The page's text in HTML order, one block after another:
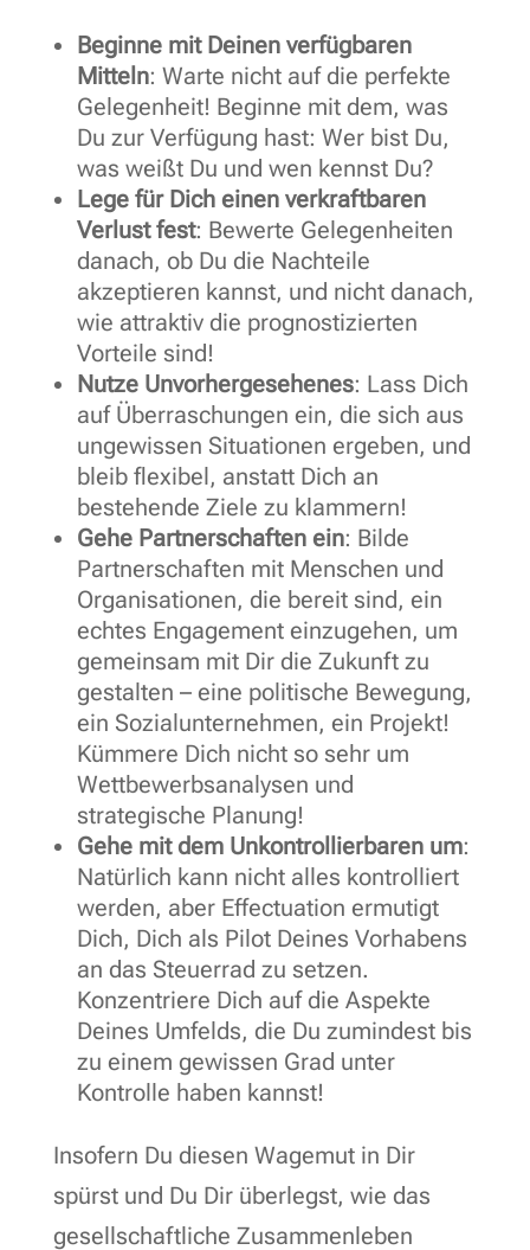
Beginne mit Deinen verfügbaren
Mitteln: Warte nicht auf die perfekte
Gelegenheit! Beginne mit dem, was
Du zur Verfügung hast: Wer bist Du,
was weißt Du und wen kennst Du?
Lege für Dich einen verkraftbaren
Verlust fest: Bewerte Gelegenheiten
danach, ob Du die Nachteile
akzeptieren kannst, und nicht danach,
wie attraktiv die prognostizierten
Vorteile sind!
Nutze Unvorhergesehenes: Lass Dich
auf Überraschungen ein, die sich aus
ungewissen Situationen ergeben, und
bleib flexibel, anstatt Dich an
bestehende Ziele zu klammern!
Gehe Partnerschaften ein: Bilde
Partnerschaften mit Menschen und
Organisationen, die bereit sind, ein
echtes Engagement einzugehen, um
gemeinsam mit Dir die Zukunft zu
gestalten – eine politische Bewegung,
ein Sozialunternehmen, ein Projekt!
Kümmere Dich nicht so sehr um
Wettbewerbsanalysen und
strategische Planung!
Gehe mit dem Unkontrollierbaren um:
Natürlich kann nicht alles kontrolliert
werden, aber Effectuation ermutigt
Dich, Dich als Pilot Deines Vorhabens
an das Steuerrad zu setzen.
Konzentriere Dich auf die Aspekte
Deines Umfelds, die Du zumindest bis
zu einem gewissen Grad unter
Kontrolle haben kannst!
Insofern Du diesen Wagemut in Dir
spürst und Du Dir überlegst, wie das
gesellschaftliche Zusammenleben